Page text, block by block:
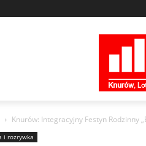
Knurów: Integracyjny Festyn Rodzinny
i rozrywka